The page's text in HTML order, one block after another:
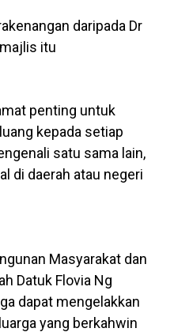
daripada Dr
itu
penting untuk
kepada setiap
satu sama lain,
di daerah atau negeri
Masyarakat dan
Datuk Flovia Ng
dapat mengelakkan
yang berkahwin